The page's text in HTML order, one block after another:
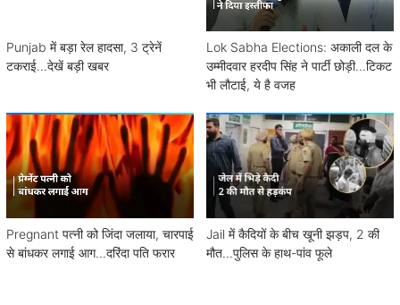
Punjab में बड़ा रेल हादसा, 3 ट्रेनें
टकराई...देखें बड़ी खबर
Lok Sabha Elections: अकाली दल के
उम्मीदवार हरदीप सिंह ने पार्टी छोड़ी...टिकट
भी लौटाई, ये है वजह
Pregnant पत्नी को जिंदा जलाया, चारपाई
से बांधकर लगाई आग...दरिंदा पति फरार
Jail में कैदियों के बीच खूनी झड़प, 2 की
मौत...पुलिस के हाथ-पांव फूले